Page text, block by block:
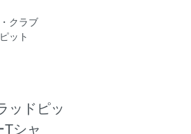
クラブ
ット
ッドピッ
Tシャ